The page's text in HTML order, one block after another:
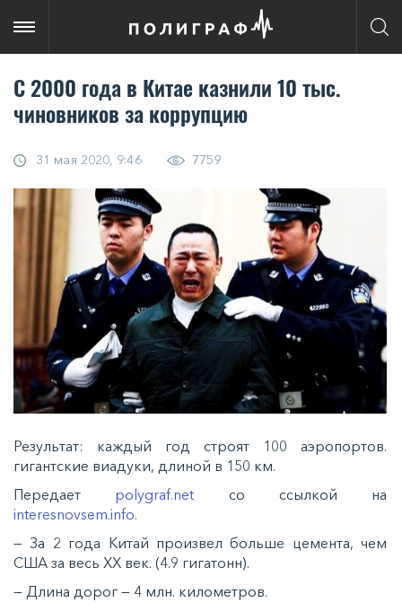
С 2000 года в Китае казнили 10 тыс.
чиновников за коррупцию
31 мая 2020, 9:46 7759
Результат: каждый год строят 100 аэропортов.
гигантские виадуки, длиной в 150 км.
Передает polygraf.net со ссылкой на
interesnovsem.info.
— За 2 года Китай произвел больше цемента, чем
США за весь ХХ век. (4.9 гигатонн).
— Длина дорог — 4 млн. километров.